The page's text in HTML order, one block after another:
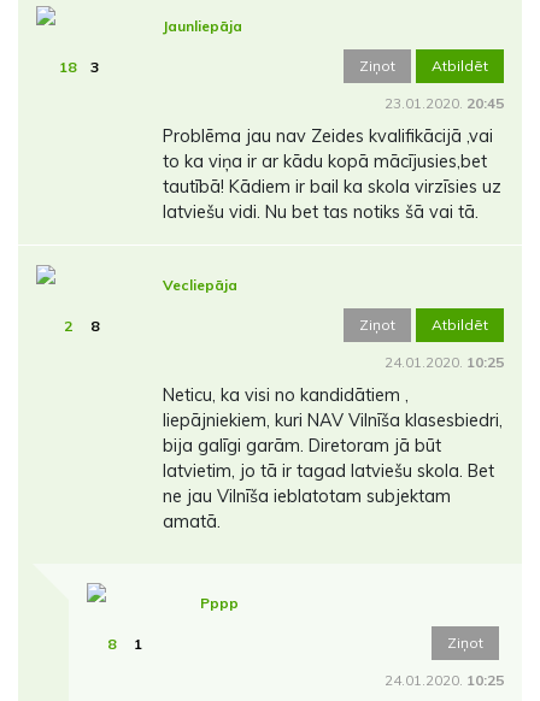
18 3
Jaunliepāja
Ziņot Atbildēt
23.01.2020. 20:45
Problēma jau nav Zeides kvalifikācijā ,vai
to ka viņa ir ar kādu kopā mācījusies,bet
tautībā! Kādiem ir bail ka skola virzīsies uz
latviešu vidi. Nu bet tas notiks šā vai tā.
2 8
Vecliepāja
Ziņot Atbildēt
24.01.2020. 10:25
Neticu, ka visi no kandidātiem ,
liepājniekiem, kuri NAV Vilnīša klasesbiedri,
bija galīgi garām. Diretoram jā būt
latvietim, jo tā ir tagad latviešu skola. Bet
ne jau Vilnīša ieblatotam subjektam
amatā.
8 1
Pppp
Ziņot
24.01.2020. 10:25